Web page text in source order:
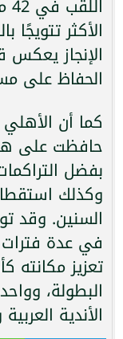
الأكثر
الإنجاز
الحفاظ على
كما أن الأهلي
حافظت على
بفضل
وكذلك
السنين. وقد
في عدة
تعزيز مكانته
البطولة،
الأندية